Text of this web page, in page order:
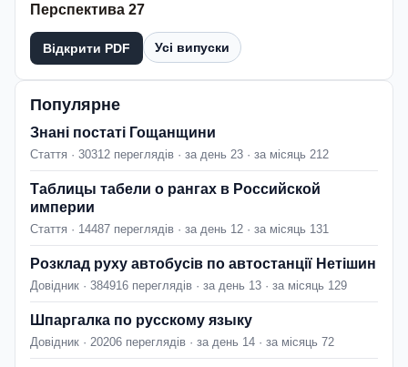
Перспектива 27
Відкрити PDF Усі випуски
Популярне
Знані постаті Гощанщини
Стаття · 30312 переглядів · за день 23 · за місяць 212
Таблицы табели о рангах в Российской
империи
Стаття · 14487 переглядів · за день 12 · за місяць 131
Розклад руху автобусів по автостанції Нетішин
Довідник · 384916 переглядів · за день 13 · за місяць 129
Шпаргалка по русскому языку
Довідник · 20206 переглядів · за день 14 · за місяць 72